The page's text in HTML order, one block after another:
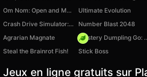
Om Nom: Open and Merge
Ultimate Evolution
Crash Drive Simulator: Destroy cars!
Number Blast 2048
Agrarian Magnate
Mystery
Steal the Brainrot Fish!
Stick Boss
Jeux en ligne gratuits sur